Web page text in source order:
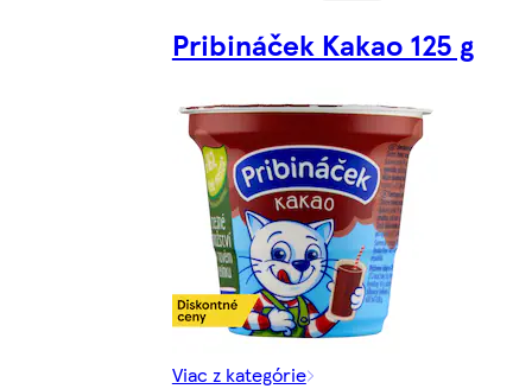
Pribináček Kakao 125 g
Viac z kategórie